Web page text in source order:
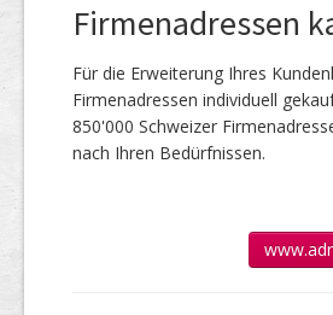
Firmenadressen
Für die Er­wei­te­rung Ihres
Firmen­adressen individuell
850'000 Schweizer
nach Ihren Bedürfnissen.